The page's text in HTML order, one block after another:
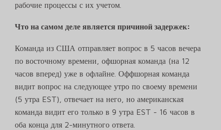
рабочие процессы с их учетом.
Что на самом деле является причиной задержек:
Команда из США отправляет вопрос в 5 часов вечера
по восточному времени, офшорная команда (на 12
часов вперед) уже в офлайне. Оффшорная команда
видит вопрос на следующее утро по своему времени
(5 утра EST), отвечает на него, но американская
команда видит его только в 9 утра EST - 16 часов в
оба конца для 2-минутного ответа.